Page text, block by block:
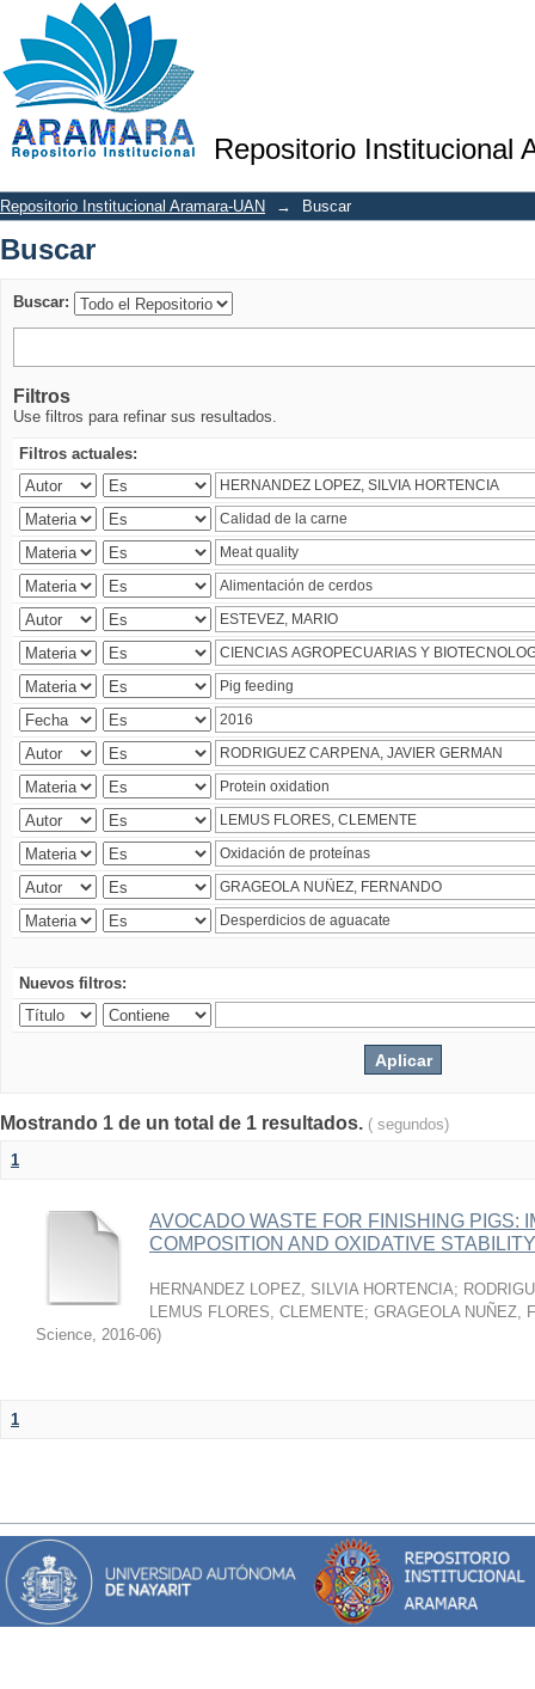
Repositorio Institucional
Buscar
Repositorio Institucional Aramara-UAN → Buscar
Buscar
Buscar:
Filtros
Use filtros para refinar sus resultados.
Filtros actuales:
Nuevos filtros:
Mostrando 1 de un total de 1 resultados. ( segundos)
1
AVOCADO WASTE FOR FINISHING PIGS:
COMPOSITION AND OXIDATIVE
HERNANDEZ LOPEZ, SILVIA HORTENCIA;
LEMUS FLORES, CLEMENTE; GRAGEOLA NUÑEZ,
Science, 2016-06)
1